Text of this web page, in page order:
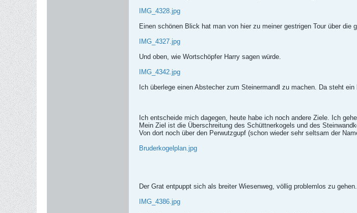
IMG_4328.jpg
Einen schönen Blick hat man von hier zu meiner gestrigen Tour über die
IMG_4327.jpg
Und oben, wie Wortschöpfer Harry sagen würde.
IMG_4342.jpg
Ich überlege einen Abstecher zum Steinermandl zu machen. Da steht
Ich entscheide mich dagegen, heute habe ich noch andere Ziele. Ich
Mein Ziel ist die Überschreitung des Schüttnerkogels und des
Von dort noch über den Perwutzgupf (schon wieder sehr seltsam der
Bruderkogelplan.jpg
Der Grat entpuppt sich als breiter Wiesenweg, völlig problemlos zu
IMG_4386.jpg